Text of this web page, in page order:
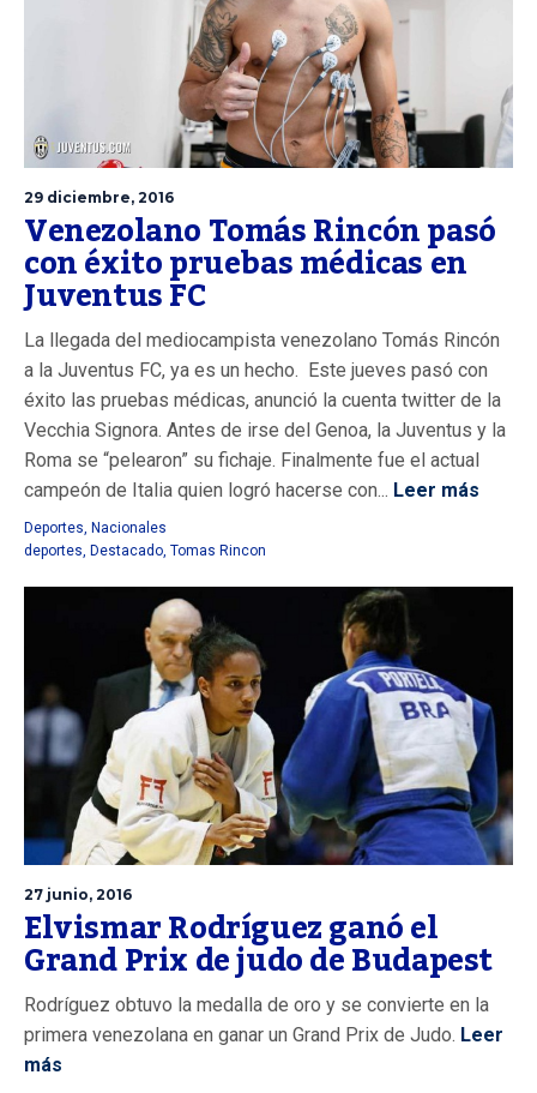
29 diciembre, 2016
Venezolano Tomás Rincón pasó
con éxito pruebas médicas en
Juventus FC
La llegada del mediocampista venezolano Tomás Rincón
a la Juventus FC, ya es un hecho. Este jueves pasó con
éxito las pruebas médicas, anunció la cuenta twitter de la
Vecchia Signora. Antes de irse del Genoa, la Juventus y la
Roma se “pelearon” su fichaje. Finalmente fue el actual
campeón de Italia quien logró hacerse con... Leer más
Deportes, Nacionales
deportes, Destacado, Tomas Rincon
27 junio, 2016
Elvismar Rodríguez ganó el
Grand Prix de judo de Budapest
Rodríguez obtuvo la medalla de oro y se convierte en la
primera venezolana en ganar un Grand Prix de Judo. Leer
más